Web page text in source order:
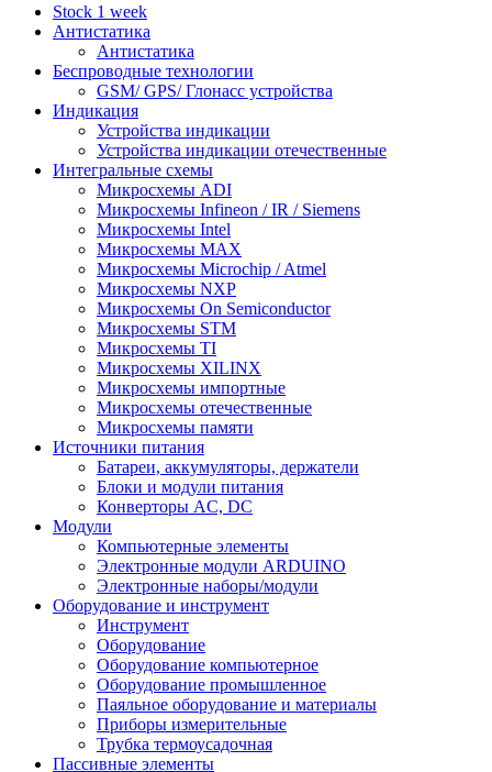
Stock 1 week
Антистатика
Антистатика
Беспроводные технологии
GSM/ GPS/ Глонасс устройства
Индикация
Устройства индикации
Устройства индикации отечественные
Интегральные схемы
Микросхемы ADI
Микросхемы Infineon / IR / Siemens
Микросхемы Intel
Микросхемы MAX
Микросхемы Microchip / Atmel
Микросхемы NXP
Микросхемы On Semiconductor
Микросхемы STM
Микросхемы TI
Микросхемы XILINX
Микросхемы импортные
Микросхемы отечественные
Микросхемы памяти
Источники питания
Батареи, аккумуляторы, держатели
Блоки и модули питания
Конверторы AC, DC
Модули
Компьютерные элементы
Электронные модули ARDUINO
Электронные наборы/модули
Оборудование и инструмент
Инструмент
Оборудование
Оборудование компьютерное
Оборудование промышленное
Паяльное оборудование и материалы
Приборы измерительные
Трубка термоусадочная
Пассивные элементы